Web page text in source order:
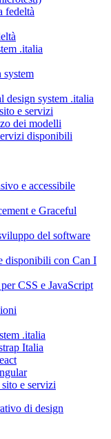
fedeltà
.italia
system
design system .italia
e servizi
dei modelli
disponibili
e accessibile
e Graceful
del software
disponibili con Can I
CSS e JavaScript
.italia
Italia
e servizi
di design